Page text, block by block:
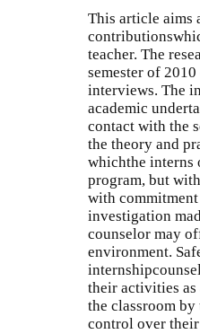
This article aims
teacher. The
semester of
interviews. The
academic
contact with the
the theory and
whichthe interns
program, but
with
investigation
counselor may
environment.
their activities as
the classroom
control over